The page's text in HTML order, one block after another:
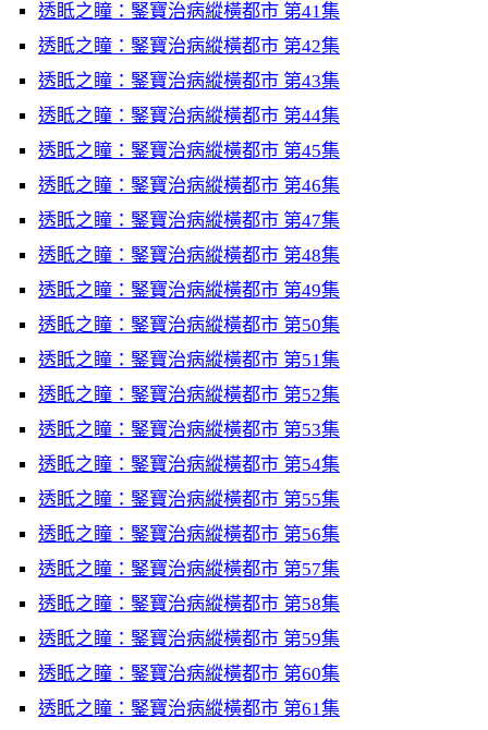
透眡之瞳：鋻寶治病縱橫都市 第41集
透眡之瞳：鋻寶治病縱橫都市 第42集
透眡之瞳：鋻寶治病縱橫都市 第43集
透眡之瞳：鋻寶治病縱橫都市 第44集
透眡之瞳：鋻寶治病縱橫都市 第45集
透眡之瞳：鋻寶治病縱橫都市 第46集
透眡之瞳：鋻寶治病縱橫都市 第47集
透眡之瞳：鋻寶治病縱橫都市 第48集
透眡之瞳：鋻寶治病縱橫都市 第49集
透眡之瞳：鋻寶治病縱橫都市 第50集
透眡之瞳：鋻寶治病縱橫都市 第51集
透眡之瞳：鋻寶治病縱橫都市 第52集
透眡之瞳：鋻寶治病縱橫都市 第53集
透眡之瞳：鋻寶治病縱橫都市 第54集
透眡之瞳：鋻寶治病縱橫都市 第55集
透眡之瞳：鋻寶治病縱橫都市 第56集
透眡之瞳：鋻寶治病縱橫都市 第57集
透眡之瞳：鋻寶治病縱橫都市 第58集
透眡之瞳：鋻寶治病縱橫都市 第59集
透眡之瞳：鋻寶治病縱橫都市 第60集
透眡之瞳：鋻寶治病縱橫都市 第61集